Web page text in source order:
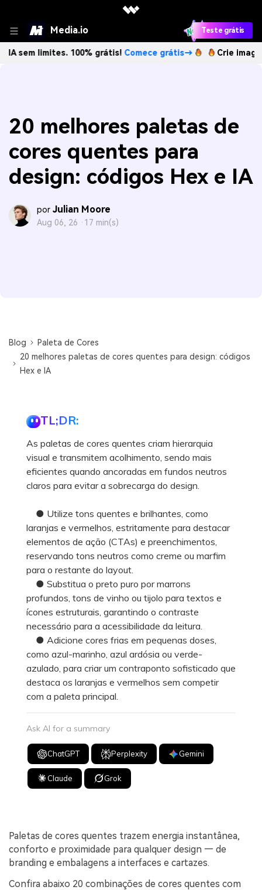
Media.io Teste grátis
limites. 100% grátis!Comece grátis→ Crie imagens com
20 melhores paletas de
cores quentes para
design: códigos Hex e IA
por Julian Moore
Aug 06, 26 · 17 min(s)
Blog
Paleta de Cores
20 melhores paletas de cores quentes para design: códigos
Hex e IA
TL;DR:
As paletas de cores quentes criam hierarquia
visual e transmitem acolhimento, sendo mais
eficientes quando ancoradas em fundos neutros
claros para evitar a sobrecarga do design.
● Utilize tons quentes e brilhantes, como
laranjas e vermelhos, estritamente para destacar
elementos de ação (CTAs) e preenchimentos,
reservando tons neutros como creme ou marfim
para o restante do layout.
● Substitua o preto puro por marrons
profundos, tons de vinho ou tijolo para textos e
ícones estruturais, garantindo o contraste
necessário para a acessibilidade da leitura.
● Adicione cores frias em pequenas doses,
como azul-marinho, azul ardósia ou verde-
azulado, para criar um contraponto sofisticado que
destaca os laranjas e vermelhos sem competir
com a paleta principal.
Ask AI for a summary
ChatGPT Perplexity Gemini
Claude Grok
Paletas de cores quentes trazem energia instantânea,
conforto e proximidade para qualquer design — de
branding e embalagens a interfaces e cartazes.
Confira abaixo 20 combinações de cores quentes com